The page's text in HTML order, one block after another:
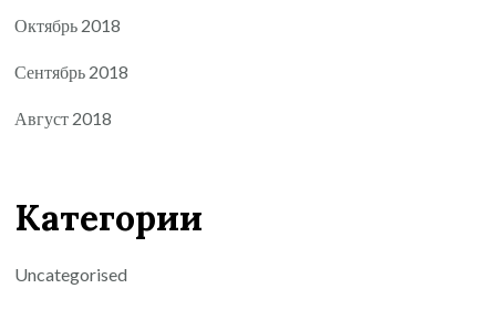
Октябрь 2018
Сентябрь 2018
Август 2018
Категории
Uncategorised